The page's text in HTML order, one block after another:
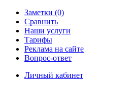
Заметки (0)
Сравнить
Наши услуги
Тарифы
Реклама на сайте
Вопрос-ответ
Личный кабинет